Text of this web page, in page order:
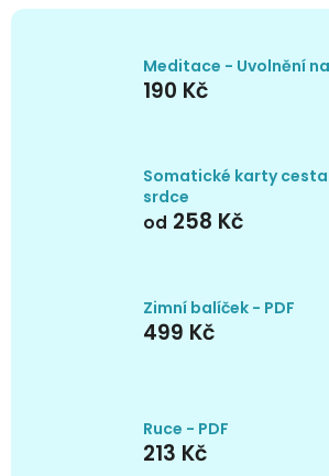
Meditace - Uvolnění
190 Kč
Somatické karty
srdce
od 258 Kč
Zimní balíček - PDF
499 Kč
Ruce - PDF
213 Kč